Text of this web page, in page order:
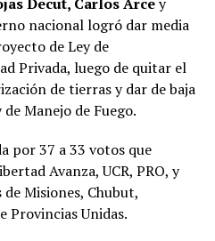
caducó de un día
Misionero, el sello con el
de la Concordia Social,
esa obligación de volver a
que interprete a la gente y
del gobernador
nacional logró dar media
de Ley de
Privada, luego de quitar el
de tierras y dar de baja
Manejo de Fuego.
por 37 a 33 votos que
Avanza, UCR, PRO, y
Misiones, Chubut,
Provincias Unidas.